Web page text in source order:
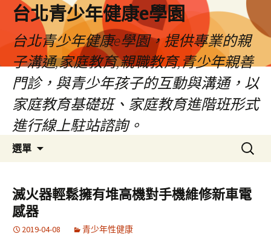
台北青少年健康e學園
台北青少年健康e學園，提供專業的親
子溝通,家庭教育,親職教育,青少年親善
門診，與青少年孩子的互動與溝通，以
家庭教育基礎班、家庭教育進階班形式
進行線上駐站諮詢。
選單
容
搜
尋
鍵
字:
滅火器輕鬆擁有堆高機對手機維修新車電
感器
2019-04-08 青少年性健康